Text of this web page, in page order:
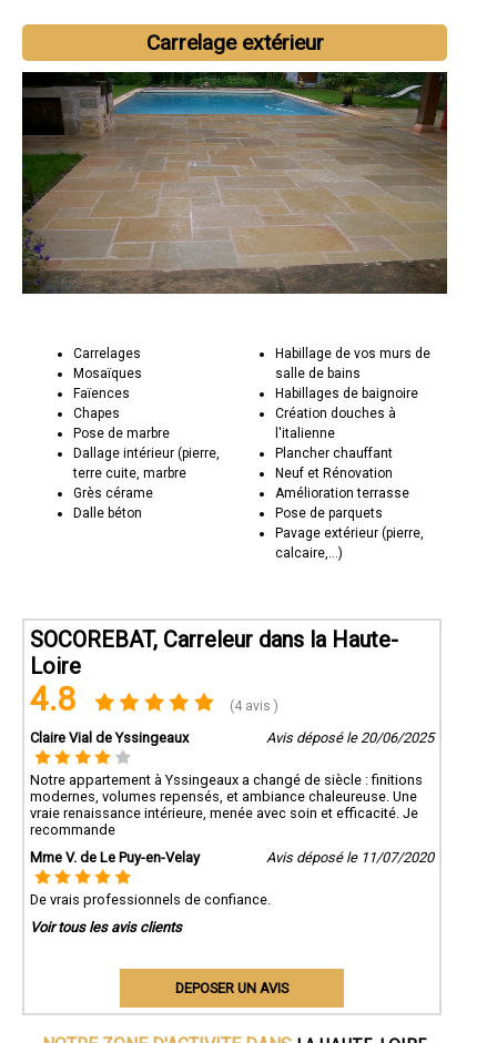
Carrelage extérieur
Carrelages
Mosaïques
Faïences
Chapes
Pose de marbre
Dallage intérieur (pierre,
terre cuite, marbre
Grès cérame
Dalle béton
Habillage de vos murs de
salle de bains
Habillages de baignoire
Création douches à
l'italienne
Plancher chauffant
Neuf et Rénovation
Amélioration terrasse
Pose de parquets
Pavage extérieur (pierre,
calcaire,...)
SOCOREBAT, Carreleur dans la Haute-
Loire
4.8 (4 avis )
Claire Vial de Yssingeaux Avis déposé le 20/06/2025
Notre appartement à Yssingeaux a changé de siècle : finitions
modernes, volumes repensés, et ambiance chaleureuse. Une
vraie renaissance intérieure, menée avec soin et efficacité. Je
recommande
Mme V. de Le Puy-en-Velay
Avis déposé le 11/07/2020
De vrais professionnels de confiance.
Voir tous les avis clients
DEPOSER UN AVIS